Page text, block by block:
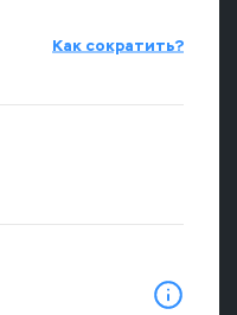
Как сократить?